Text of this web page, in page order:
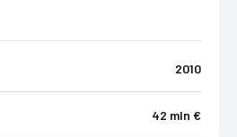
2010
42 mln €